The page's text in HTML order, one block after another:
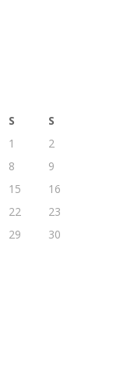
S
S
1
2
8
9
15
16
22
23
29
30